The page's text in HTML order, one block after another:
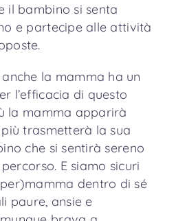
il bambino si senta
e partecipe alle attività
la mamma ha un
l’efficacia di questo
la mamma apparirà
trasmetterà la sua
che si sentirà sereno
E siamo sicuri
dentro di sé
paure, ansie e